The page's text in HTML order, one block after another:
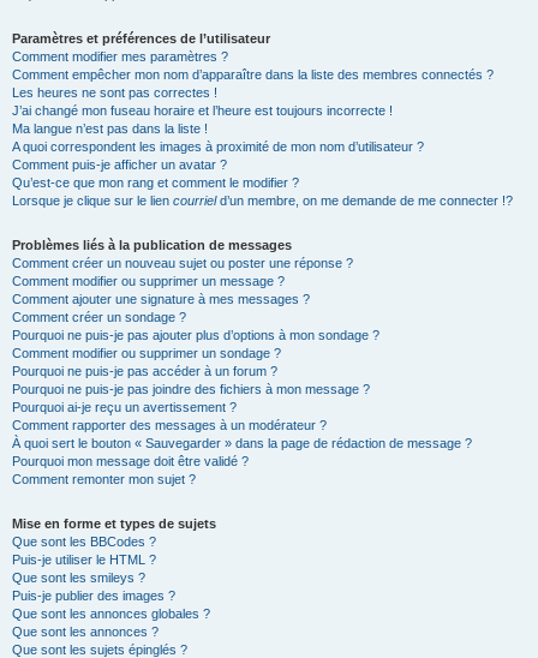
Paramètres et préférences de l’utilisateur
Comment modifier mes paramètres ?
Comment empêcher mon nom d’apparaître dans la liste des membres connectés ?
Les heures ne sont pas correctes !
J’ai changé mon fuseau horaire et l’heure est toujours incorrecte !
Ma langue n’est pas dans la liste !
A quoi correspondent les images à proximité de mon nom d’utilisateur ?
Comment puis-je afficher un avatar ?
Qu’est-ce que mon rang et comment le modifier ?
Lorsque je clique sur le lien courrield’un membre, on me demande de me connecter !?
Problèmes liés à la publication de messages
Comment créer un nouveau sujet ou poster une réponse ?
Comment modifier ou supprimer un message ?
Comment ajouter une signature à mes messages ?
Comment créer un sondage ?
Pourquoi ne puis-je pas ajouter plus d’options à mon sondage ?
Comment modifier ou supprimer un sondage ?
Pourquoi ne puis-je pas accéder à un forum ?
Pourquoi ne puis-je pas joindre des fichiers à mon message ?
Pourquoi ai-je reçu un avertissement ?
Comment rapporter des messages à un modérateur ?
À quoi sert le bouton « Sauvegarder » dans la page de rédaction de message ?
Pourquoi mon message doit être validé ?
Comment remonter mon sujet ?
Mise en forme et types de sujets
Que sont les BBCodes ?
Puis-je utiliser le HTML ?
Que sont les smileys ?
Puis-je publier des images ?
Que sont les annonces globales ?
Que sont les annonces ?
Que sont les sujets épinglés ?